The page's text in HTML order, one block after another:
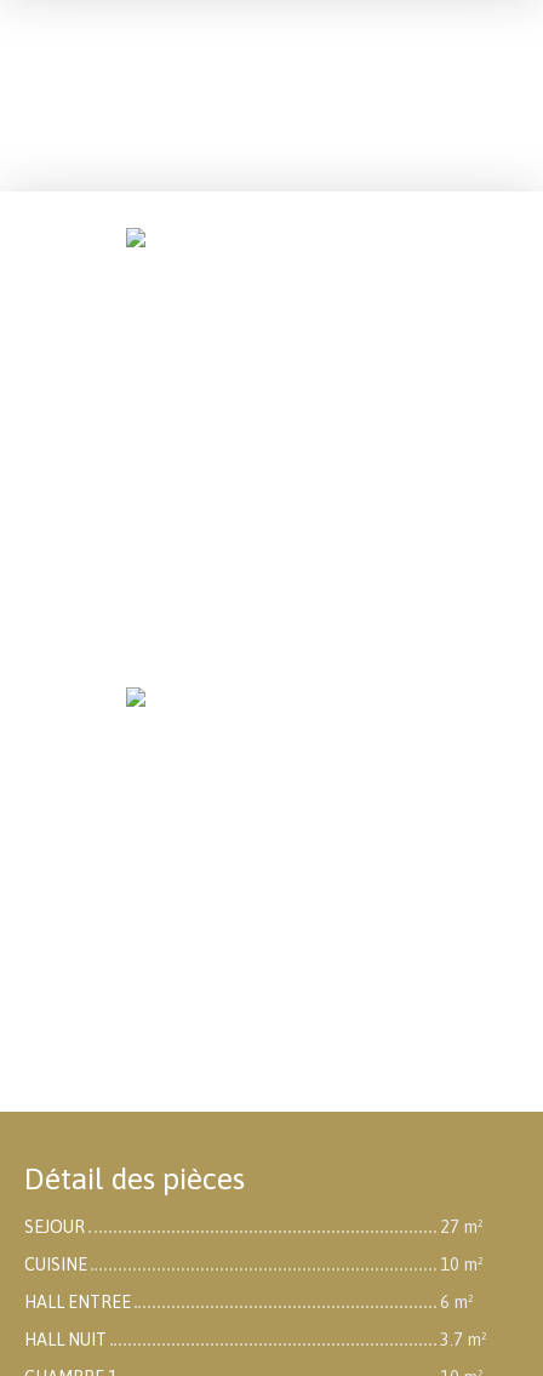
Détail des pièces
SEJOUR
27 m²
CUISINE
10 m²
HALL ENTREE
6 m²
HALL NUIT
3.7 m²